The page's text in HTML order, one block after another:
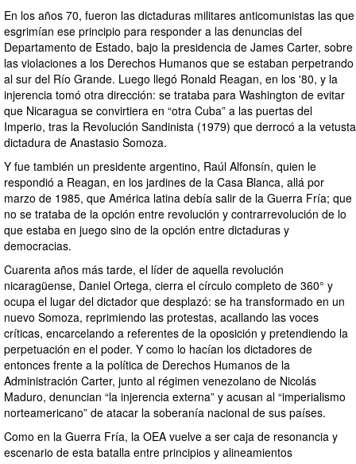
En los años 70, fueron las dictaduras militares anticomunistas las que
esgrimían ese principio para responder a las denuncias del
Departamento de Estado, bajo la presidencia de James Carter, sobre
las violaciones a los Derechos Humanos que se estaban perpetrando
al sur del Río Grande. Luego llegó Ronald Reagan, en los '80, y la
injerencia tomó otra dirección: se trataba para Washington de evitar
que Nicaragua se convirtiera en “otra Cuba” a las puertas del
Imperio, tras la Revolución Sandinista (1979) que derrocó a la vetusta
dictadura de Anastasio Somoza.
Y fue también un presidente argentino, Raúl Alfonsín, quien le
respondió a Reagan, en los jardines de la Casa Blanca, allá por
marzo de 1985, que América latina debía salir de la Guerra Fría; que
no se trataba de la opción entre revolución y contrarrevolución de lo
que estaba en juego sino de la opción entre dictaduras y
democracias.
Cuarenta años más tarde, el líder de aquella revolución
nicaragüense, Daniel Ortega, cierra el círculo completo de 360° y
ocupa el lugar del dictador que desplazó: se ha transformado en un
nuevo Somoza, reprimiendo las protestas, acallando las voces
críticas, encarcelando a referentes de la oposición y pretendiendo la
perpetuación en el poder. Y como lo hacían los dictadores de
entonces frente a la política de Derechos Humanos de la
Administración Carter, junto al régimen venezolano de Nicolás
Maduro, denuncian “la injerencia externa” y acusan al “imperialismo
norteamericano” de atacar la soberanía nacional de sus países.
Como en la Guerra Fría, la OEA vuelve a ser caja de resonancia y
escenario de esta batalla entre principios y alineamientos